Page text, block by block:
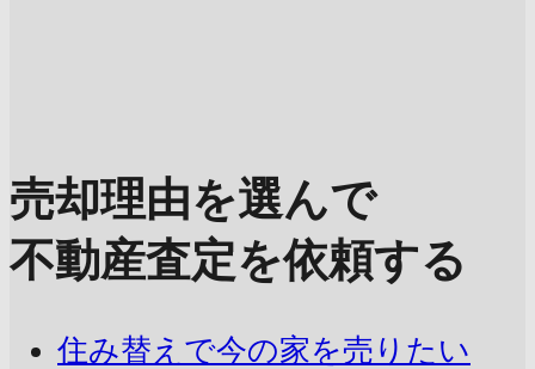
売却理由を選んで
不動産査定を依頼する
住み替えで今の家を売りたい